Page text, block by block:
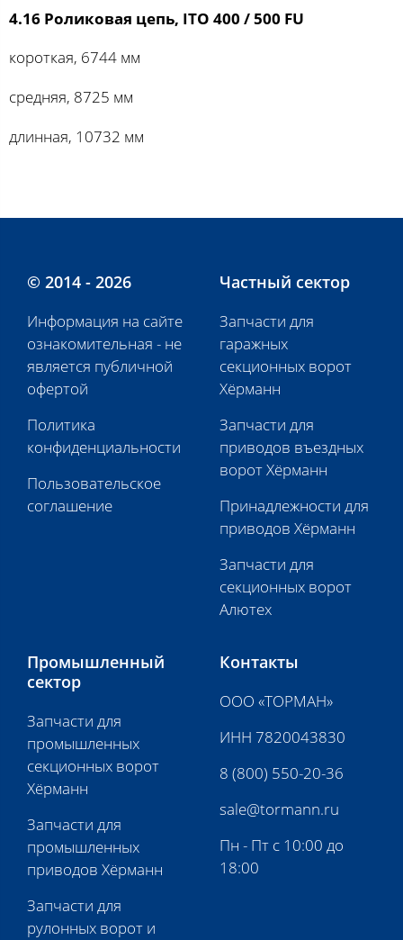
4.16 Роликовая цепь, ITO 400 / 500 FU
короткая, 6744 мм
средняя, 8725 мм
длинная, 10732 мм
© 2014 - 2026
Информация на сайте
ознакомительная - не
является публичной
офертой
Политика
конфиденциальности
Пользовательское
соглашение
Частный сектор
Запчасти для
гаражных
секционных ворот
Хёрманн
Запчасти для
приводов въездных
ворот Хёрманн
Принадлежности для
приводов Хёрманн
Запчасти для
секционных ворот
Алютех
Промышленный
сектор
Запчасти для
промышленных
секционных ворот
Хёрманн
Запчасти для
промышленных
приводов Хёрманн
Запчасти для
рулонных ворот и
Контакты
ООО «ТОРМАН»
ИНН 7820043830
8 (800) 550-20-36
sale@tormann.ru
Пн - Пт с 10:00 до
18:00